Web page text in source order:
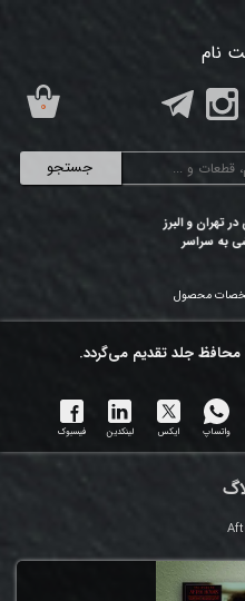
جستجو
نام
تهران و البرز
به سراسر
۰
محصول
محافظ جلد تقدیم می‌گردد.
واتساپ ایکس لینکدین فیسبوک